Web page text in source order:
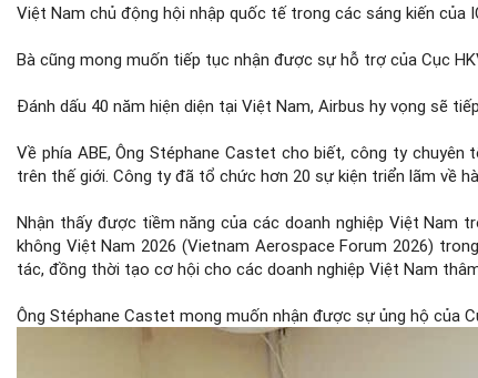
Việt Nam chủ động hội nhập quốc tế trong các sáng kiến của
Bà cũng mong muốn tiếp tục nhận được sự hỗ trợ của Cục
Đánh dấu 40 năm hiện diện tại Việt Nam, Airbus hy vọng sẽ
Về phía ABE, Ông Stéphane Castet cho biết, công ty
trên thế giới. Công ty đã tổ chức hơn 20 sự kiện triển lãm về
Nhận thấy được tiềm năng của các doanh nghiệp Việt Nam
không Việt Nam 2026 (Vietnam Aerospace Forum 2026)
tác, đồng thời tạo cơ hội cho các doanh nghiệp Việt Nam
Ông Stéphane Castet mong muốn nhận được sự ủng hộ của